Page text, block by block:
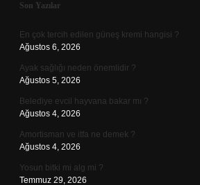
Sidebar
Son Yazılar
En çok tercih edilen güneş kremi hangisi ?
Ağustos 6, 2026
Ayak sağlığı neden önemlidir ?
Ağustos 5, 2026
Belediye evcil hayvana bakar mı ?
Ağustos 4, 2026
Amortisman ve itfa ne demek ?
Ağustos 4, 2026
Yosun bitki mi alg mi ?
Temmuz 29, 2026